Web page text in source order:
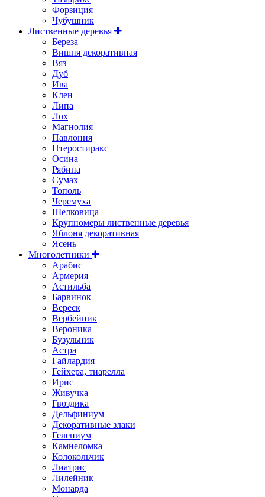
Форзиция
Чубушник
Лиственные деревья
Береза
Вишня декоративная
Вяз
Дуб
Ива
Клен
Липа
Лох
Магнолия
Павлония
Птеростиракс
Осина
Рябина
Сумах
Тополь
Черемуха
Шелковица
Крупномеры лиственные деревья
Яблоня декоративная
Ясень
Многолетники
Арабис
Армерия
Астильбa
Барвинок
Вереск
Вербейник
Вероника
Бузульник
Астра
Гайлардия
Гейхера, тиарелла
Ирис
Живучка
Гвоздика
Дельфиниум
Декоративные злаки
Гелениум
Камнеломка
Колокольчик
Лиатрис
Лилейник
Монарда